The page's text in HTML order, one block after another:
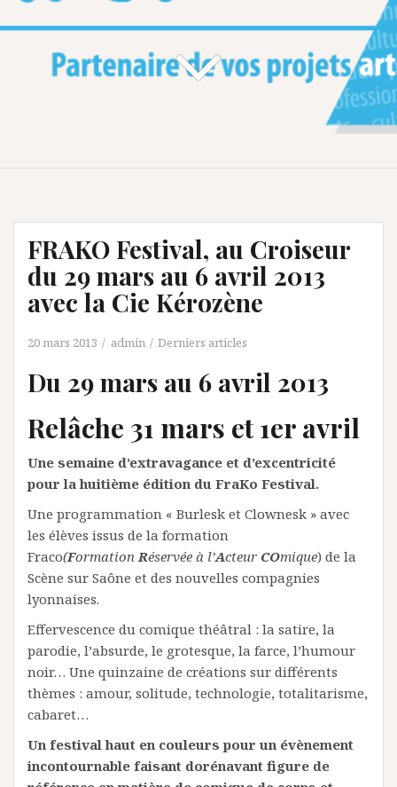
FRAKO Festival, au Croiseur
du 29 mars au 6 avril 2013
avec la Cie Kérozène
20 mars 2013 admin Derniers articles
Du 29 mars au 6 avril 2013
Relâche 31 mars et 1er avril
Une semaine d’extravagance et d’excentricité
pour la huitième édition du FraKo Festival.
Une programmation « Burlesk et Clownesk » avec
les élèves issus de la formation
Fraco(Formation Réservée à l’Acteur COmique) de la
Scène sur Saône et des nouvelles compagnies
lyonnaises.
Effervescence du comique théâtral : la satire, la
parodie, l’absurde, le grotesque, la farce, l’humour
noir… Une quinzaine de créations sur différents
thèmes : amour, solitude, technologie, totalitarisme,
cabaret…
Un festival haut en couleurs pour un évènement
incontournable faisant dorénavant figure de